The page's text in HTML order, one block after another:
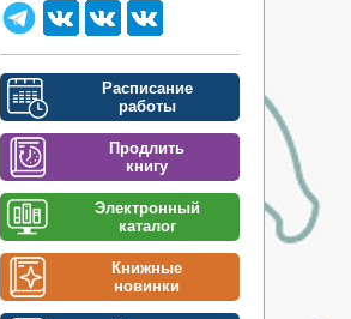
Расписание
работы
Продлить
книгу
Электронный
каталог
Книжные
новинки